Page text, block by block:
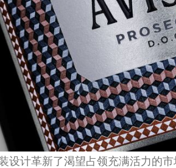
设计革新了渴望占领充满活力的